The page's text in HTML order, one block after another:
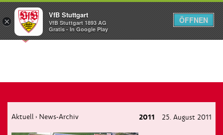
Menü
Aktuell › News-Archiv 2011 25. August 2011
×
VfB Stuttgart
VfB Stuttgart 1893 AG
Gratis - In Google Play
ÖFFNEN